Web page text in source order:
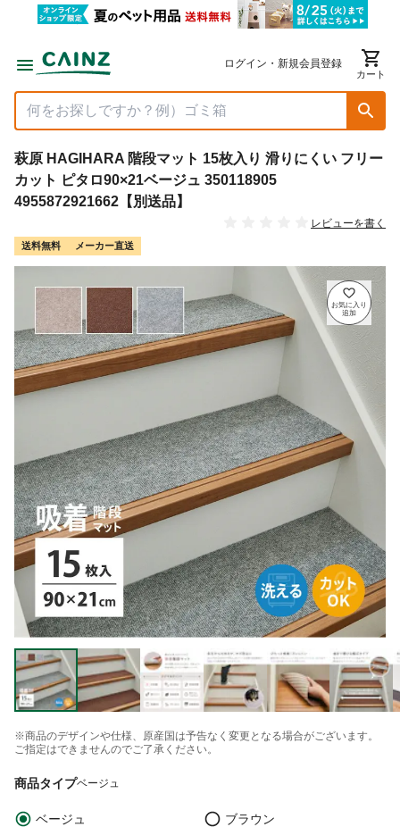
ログイン・新規会員登録
カート
萩原 HAGIHARA 階段マット 15枚入り 滑りにくい フリー
カット ピタロ90×21ベージュ 350118905
4955872921662【別送品】
レビューを書く
送料無料 メーカー直送
※商品のデザインや仕様、原産国は予告なく変更となる場合がございます。
ご指定はできませんのでご了承ください。
商品タイプベージュ
ベージュ
ブラウン